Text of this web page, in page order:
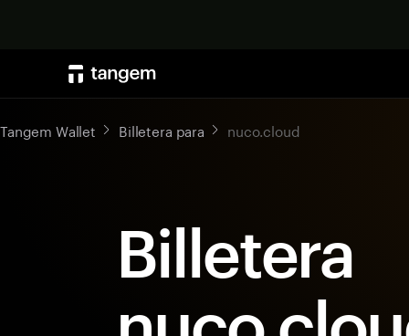
Tangem Wallet Billetera para nuco.cloud
Billetera